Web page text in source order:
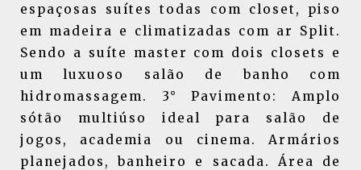
espaçosas suítes todas com closet, piso
em madeira e climatizadas com ar Split.
Sendo a suíte master com dois closets e
um luxuoso salão de banho com
hidromassagem. 3° Pavimento: Amplo
sótão multiúso ideal para salão de
jogos, academia ou cinema. Armários
planejados, banheiro e sacada. Área de